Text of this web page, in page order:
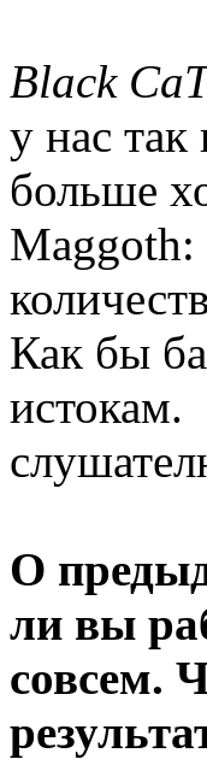
Black
у нас
больше
Maggoth:
Как бы
истокам.
О
ли вы
совсем.